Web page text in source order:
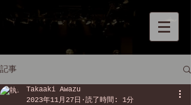
記事
Takaaki Awazu
2023年11月27日
読了時間: 1分